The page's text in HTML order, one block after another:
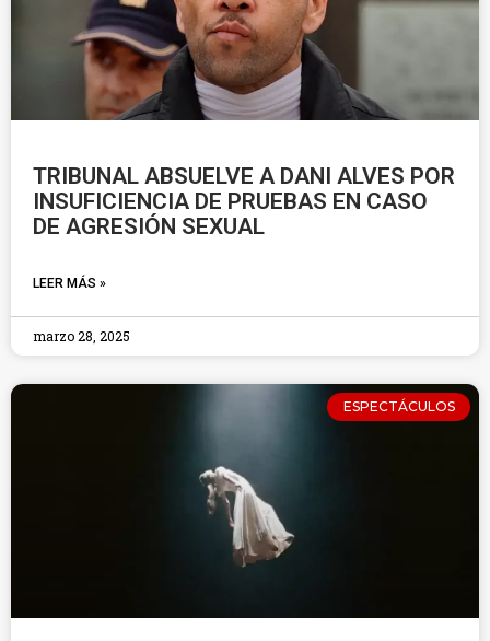
TRIBUNAL ABSUELVE A DANI ALVES POR
INSUFICIENCIA DE PRUEBAS EN CASO
DE AGRESIÓN SEXUAL
LEER MÁS »
marzo 28, 2025
ESPECTÁCULOS